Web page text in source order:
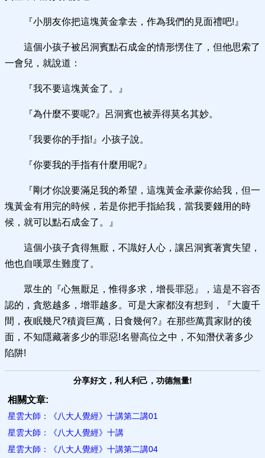
『小朋友你把這塊黃金拿去，作為我們的見面禮吧!』
這個小孩子被呂洞賓點石成金的情形愣住了，但他思索了
一會兒，就說道：
『我不要這塊黃金了。』
『為什麼不要呢?』呂洞賓也被弄得莫名其妙。
『我要你的手指!』小孩子說。
『你要我的手指有什麼用呢?』
『剛才你說要滿足我的希望，這塊黃金承蒙你給我，但一
塊黃金有用完的時候，若是你把手指給我，當我要錢用的時
候，就可以點石成金了。』
這個小孩子貪得無厭，不識好人心，讓呂洞賓著實失望，
他也自嘆眾生難度了。
眾生的『心無厭足，惟得多求，增長罪惡』，這是不容否
認的，貪慾越多，增罪越多。可是大家都沒有想到，『大廈千
間，夜眠幾尺?積資巨萬，日食幾何?』在那些萬貫家財的後
面，不知隱藏著多少的罪惡!名譽高位之中，不知潛伏著多少
陷阱!
分享好文，利人利己，功德無量!
相關文章:
星雲大師：《八大人覺經》十講第二講01
星雲大師：《八大人覺經》十講
星雲大師：《八大人覺經》十講第二講04